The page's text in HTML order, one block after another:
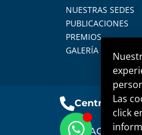
El diplomado me permitió
salud de los trabajadores y
peruana. Agradezco a FIDE
temas tan importantes para
NUESTRAS SEDES
PUBLICACIONES
PREMIOS
GALERÍA
Central
FORMACIÓN
Las
click